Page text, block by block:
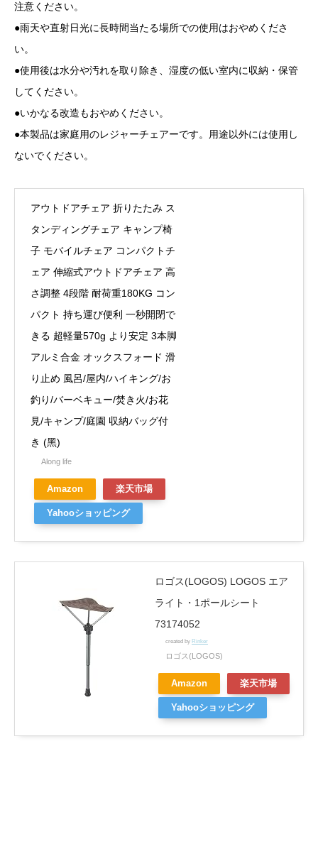
注意ください。
●雨天や直射日光に長時間当たる場所での使用はおやめくださ
い。
●使用後は水分や汚れを取り除き、湿度の低い室内に収納・保管
してください。
●いかなる改造もおやめください。
●本製品は家庭用のレジャーチェアーです。用途以外には使用し
ないでください。
アウトドアチェア 折りたたみ ス
タンディングチェア キャンプ椅
子 モバイルチェア コンパクトチ
ェア 伸縮式アウトドアチェア 高
さ調整 4段階 耐荷重180KG コン
パクト 持ち運び便利 一秒開閉で
きる 超軽量570g より安定 3本脚
アルミ合金 オックスフォード 滑
り止め 風呂/屋内/ハイキング/お
釣り/バーベキュー/焚き火/お花
見/キャンプ/庭園 収納バッグ付
き (黑)
Along life
Amazon 楽天市場
Yahooショッピング
ロゴス(LOGOS) LOGOS エア
ライト・1ポールシート
73174052
created by Rinker
ロゴス(LOGOS)
Amazon 楽天市場
Yahooショッピング